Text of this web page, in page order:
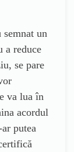
un
a reduce
se pare
va lua în
acordul
putea